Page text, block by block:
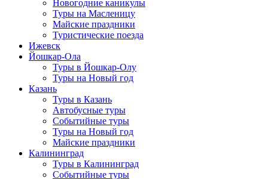
Новогодние каникулы
Туры на Масленицу
Майские праздники
Туристические поезда
Ижевск
Йошкар-Ола
Туры в Йошкар-Олу
Туры на Новый год
Казань
Туры в Казань
Автобусные туры
Событийные туры
Туры на Новый год
Майские праздники
Калининград
Туры в Калининград
Событийные туры